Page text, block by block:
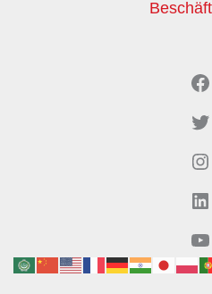
Facebook
Twitter
Instagram
LinkedIn
YouTube